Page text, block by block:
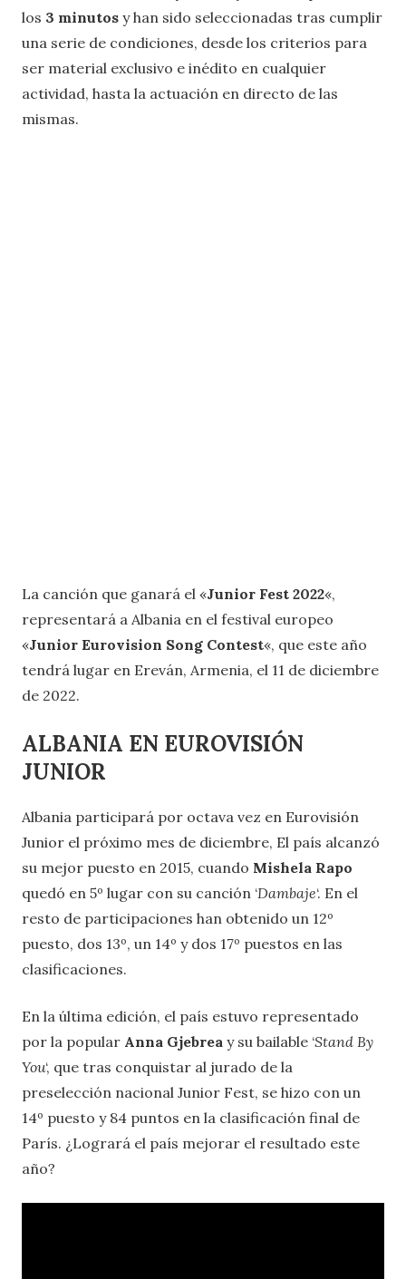
los 3 minutos y han sido seleccionadas tras cumplir
una serie de condiciones, desde los criterios para
ser material exclusivo e inédito en cualquier
actividad, hasta la actuación en directo de las
mismas.
La canción que ganará el «Junior Fest 2022«,
representará a Albania en el festival europeo
«Junior Eurovision Song Contest«, que este año
tendrá lugar en Ereván, Armenia, el 11 de diciembre
de 2022.
ALBANIA EN EUROVISIÓN
JUNIOR
Albania participará por octava vez en Eurovisión
Junior el próximo mes de diciembre, El país alcanzó
su mejor puesto en 2015, cuando Mishela Rapo
quedó en 5º lugar con su canción ‘Dambaje‘. En el
resto de participaciones han obtenido un 12º
puesto, dos 13º, un 14º y dos 17º puestos en las
clasificaciones.
En la última edición, el país estuvo representado
por la popular Anna Gjebrea y su bailable ‘Stand By
You‘, que tras conquistar al jurado de la
preselección nacional Junior Fest, se hizo con un
14º puesto y 84 puntos en la clasificación final de
París. ¿Logrará el país mejorar el resultado este
año?